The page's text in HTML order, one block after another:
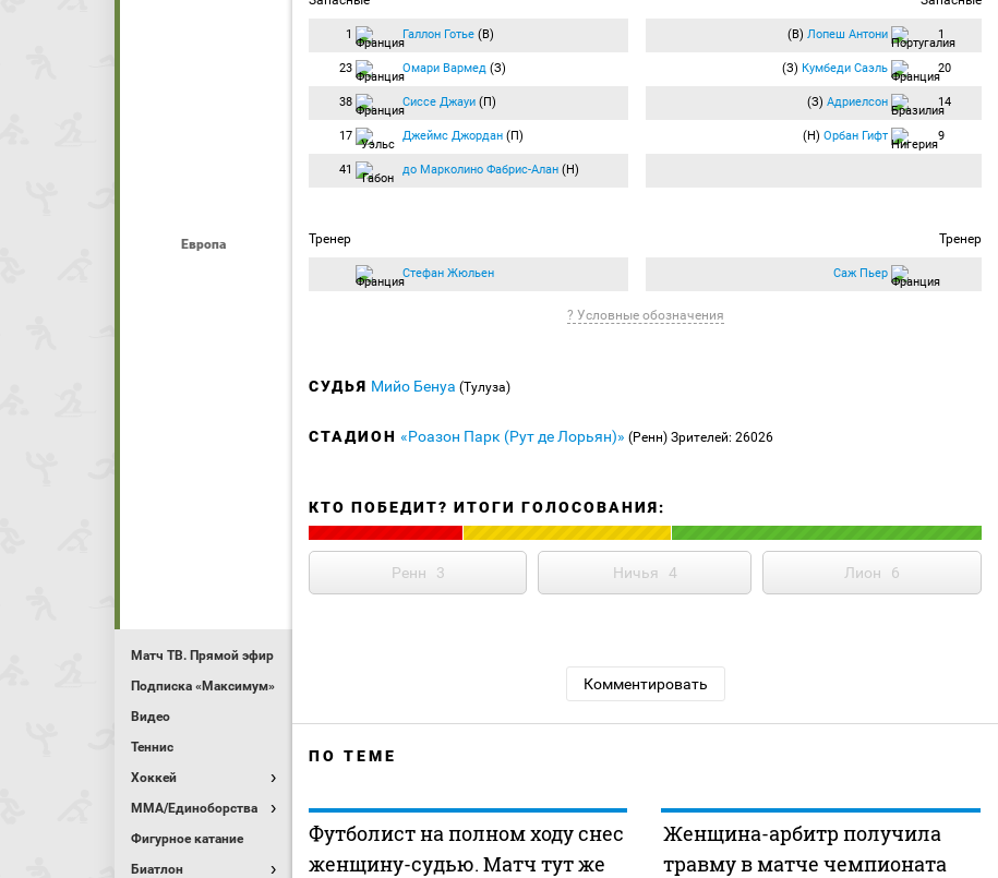
Европа
Матч ТВ. Прямой эфир
Подписка «Максимум»
Видео
Теннис
Хоккей
MMA/Единоборства
Фигурное катание
Биатлон
1 Галлон Готье (В)
23 Омари Вармед (З)
38 Сиссе Джауи (П)
17 Джеймс Джордан (П)
41 до Марколино Фабрис-Алан (Н)
Тренер
Стефан Жюльен
(В) Лопеш Антони 1
(З) Кумбеди Саэль 20
(З) Адриелсон 14
(Н) Орбан Гифт 9
Тренер
Саж Пьер
? Условные обозначения
СУДЬЯ Мийо Бенуа (Тулуза)
СТАДИОН «Роазон Парк (Рут де Лорьян)» (Ренн) Зрителей: 26026
КТО ПОБЕДИТ? ИТОГИ ГОЛОСОВАНИЯ:
Ренн 3 Ничья 4 Лион 6
Комментировать
ПО ТЕМЕ
Футболист на полном ходу снес
женщину-судью. Матч тут же
Женщина-арбитр получила
травму в матче чемпионата